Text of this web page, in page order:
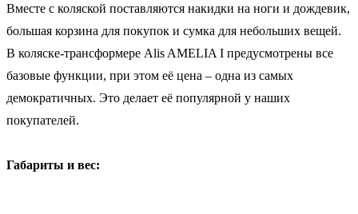
Вместе с коляской поставляются накидки на ноги и дождевик,
большая корзина для покупок и сумка для небольших вещей.
В коляске-трансформере Alis AMELIA I предусмотрены все
базовые функции, при этом её цена – одна из самых
демократичных. Это делает её популярной у наших
покупателей.
Габариты и вес: